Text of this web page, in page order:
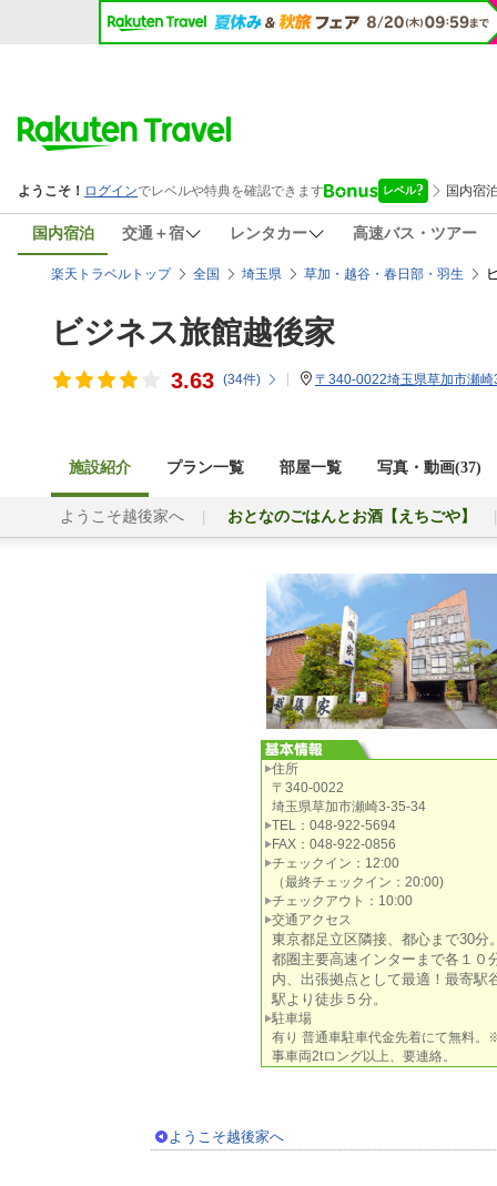
国内宿泊 交通＋宿 レンタカー 高速バス・ツアー
楽天トラベルトップ 全国 埼玉県 草加・越谷・春日部・羽生
ビジネス旅館越後家
3.63 (34件) 〒340-0022埼玉県草加市瀬
施設紹介 プラン一覧 部屋一覧 写真・動画(37)
ようこそ越後家へ おとなのごはんとお酒【えちごや】
住所
〒340-0022
埼玉県草加市瀬崎3-35-34
TEL：048-922-5694
FAX：048-922-0856
チェックイン：12:00
（最終チェックイン：20:00)
チェックアウト：10:00
交通アクセス
東京都足立区隣接、都心まで30分
都圏主要高速インターまで各１０
内、出張拠点として最適！最寄駅
駅より徒歩５分。
駐車場
有り 普通車駐車代金先着にて無料。
事車両2tロング以上、要連絡。
ようこそ越後家へ